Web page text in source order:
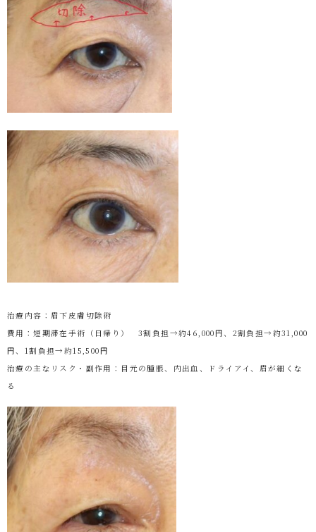
治療内容：眉下皮膚切除術
費用：短期滞在手術（日帰り） 3割負担→約46,000円、2割負担→約31,000
円、1割負担→約15,500円
治療の主なリスク・副作用：目元の腫脹、内出血、ドライアイ、眉が細くな
る